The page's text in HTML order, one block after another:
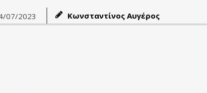
07/2023 Κωνσταντίνος Αυγέρος